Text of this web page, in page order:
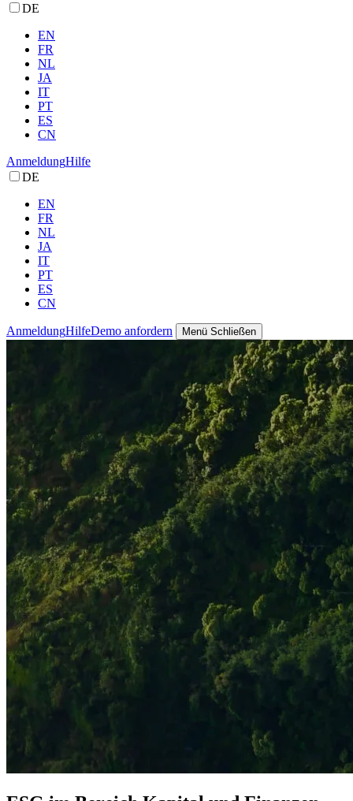
DE
EN
FR
NL
JA
IT
PT
ES
CN
AnmeldungHilfe
DE
EN
FR
NL
JA
IT
PT
ES
CN
AnmeldungHilfeDemo anfordern Menü Schließen